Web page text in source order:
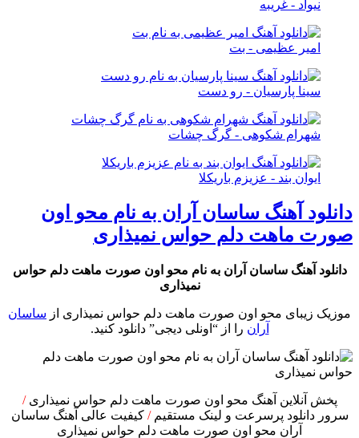
نیواد - غریبه
امیر عظیمی - بت
سینا پارسیان - رو دست
شهرام شکوهی - گرگ چشات
ایوان بند - عزیزم باریکلا
دانلود آهنگ ساسان آران به نام محو اون
صورت ماهت دلم حواس نمیذاری
دانلود آهنگ ساسان آران به نام محو اون صورت ماهت دلم حواس
نمیذاری
موزیک زیبای محو اون صورت ماهت دلم حواس نمیذاری از ساسان
آران را از “اونلی دیجی” دانلود کنید.
پخش آنلاین آهنگ محو اون صورت ماهت دلم حواس نمیذاری/
سرور دانلود پرسرعت و لینک مستقیم/ کیفیت عالی آهنگ ساسان
آران محو اون صورت ماهت دلم حواس نمیذاری